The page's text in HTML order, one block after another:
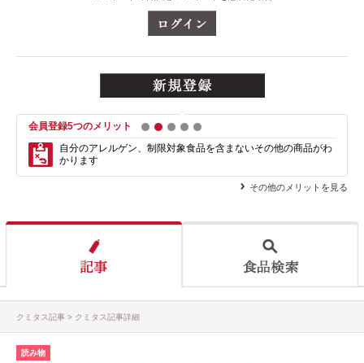
会員登録5つのメリット 1 2 3 4
自分のアレルゲン、制限対象食品を含まないその他の商品がわ
かります
その他のメリットを見る
クミタス記事 クミタス記事詳細
読み物